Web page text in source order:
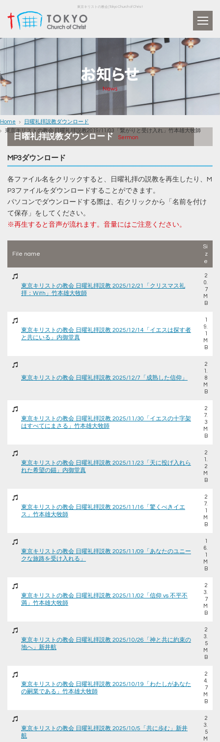
東京キリストの教会 | Tokyo Church of Christ
Home
日曜礼拝説教ダウンロード
東京キリストの教会 日曜礼拝説教2019/11/03「繋がりと受け入れ」竹本雄大牧師
日曜礼拝説教ダウンロード Sermon
MP3ダウンロード
各ファイル名をクリックすると、日曜礼拝の説教を再生したり、M
P3ファイルをダウンロードすることができます。
パソコンでダウンロードする際は、右クリックから「名前を付け
て保存」をしてください。
※再生すると音声が流れます。音量にはご注意ください。
File name
Si
z
e
東京キリストの教会 日曜礼拝説教 2025/12/21「クリスマス礼
拝：With」竹本雄大牧師
2
0.
7
M
B
東京キリストの教会 日曜礼拝説教 2025/12/14「イエスは探す者
と共にいる」内御堂真
1
9.
1
M
B
東京キリストの教会 日曜礼拝説教 2025/12/7「成熟した信仰」
2
1.
8
M
B
東京キリストの教会 日曜礼拝説教 2025/11/30「イエスの十字架
はすべてにまさる」竹本雄大牧師
2
7.
3
M
B
東京キリストの教会 日曜礼拝説教 2025/11/23「天に投げ入れら
れた希望の錨」内御堂真
2
1.
2
M
B
東京キリストの教会 日曜礼拝説教 2025/11/16「驚くべきイエ
ス」竹本雄大牧師
2
7.
1
M
B
東京キリストの教会 日曜礼拝説教 2025/11/09「あなたのユニー
クな旅路を受け入れる」
1
6.
1
M
B
東京キリストの教会 日曜礼拝説教 2025/11/02「信仰 vs 不平不
満」竹本雄大牧師
2
3.
7
M
B
東京キリストの教会 日曜礼拝説教 2025/10/26「神と共に約束の
地へ」新井航
2
3.
5
M
B
東京キリストの教会 日曜礼拝説教 2025/10/19「わたしがあなた
の嗣業である」竹本雄大牧師
2
4.
7
M
B
東京キリストの教会 日曜礼拝説教 2025/10/5「共に歩む」新井
航
2
3.
5
M